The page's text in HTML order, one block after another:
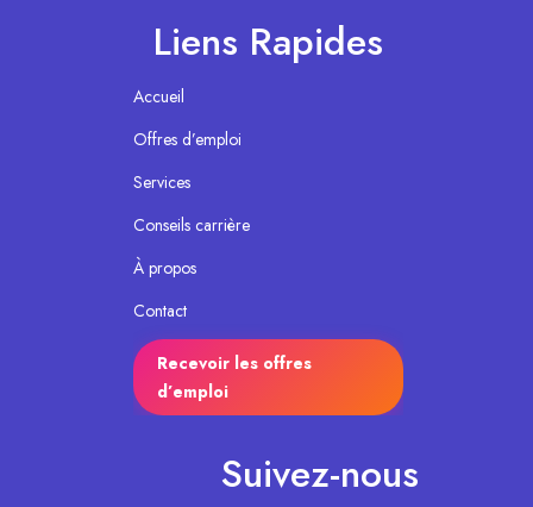
Liens Rapides
Accueil
Offres d’emploi
Services
Conseils carrière
À propos
Contact
Recevoir les offres
d’emploi
Suivez-nous